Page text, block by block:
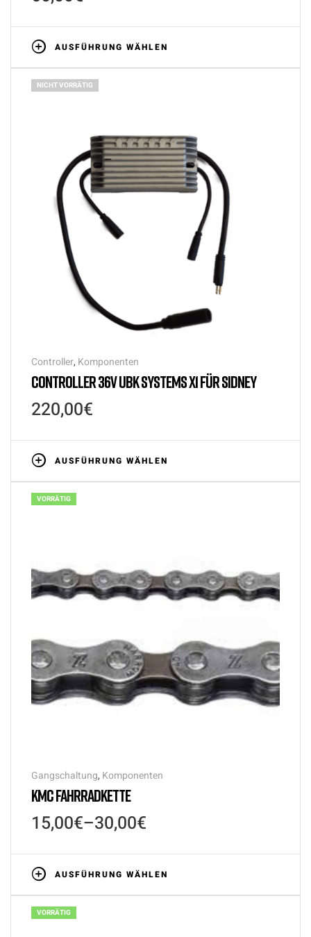
AUSFÜHRUNG WÄHLEN
NICHT VORRÄTIG
Controller, Komponenten
CONTROLLER 36V UBK SYSTEMS X1 FÜR SIDNEY
220,00€
AUSFÜHRUNG WÄHLEN
VORRÄTIG
Gangschaltung, Komponenten
KMC FAHRRADKETTE
15,00€–30,00€
AUSFÜHRUNG WÄHLEN
VORRÄTIG